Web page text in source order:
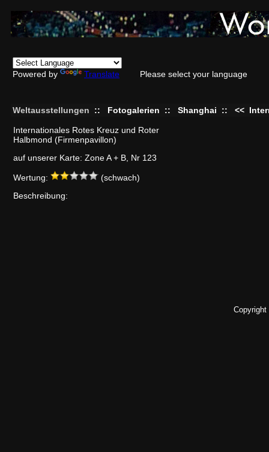
Powered by Translate Please select your language
Weltausstellungen :: Fotogalerien :: Shanghai :: <<
Internationales Rotes Kreuz und Roter
Halbmond (Firmenpavillon)
auf unserer Karte: Zone A + B, Nr 123
Wertung:
(schwach)
Beschreibung: